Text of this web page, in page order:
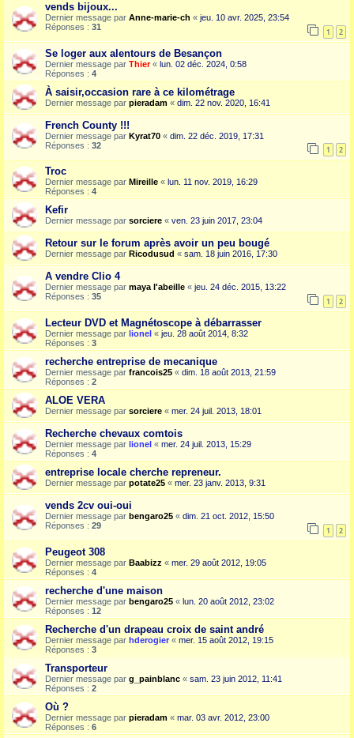
vends bijoux...
Dernier message par Anne-marie-ch « jeu. 10 avr. 2025, 23:54
Réponses : 31 1 2
Se loger aux alentours de Besançon
Dernier message par Thier« lun. 02 déc. 2024, 0:58
Réponses : 4
À saisir,occasion rare à ce kilométrage
Dernier message par pieradam « dim. 22 nov. 2020, 16:41
French County !!!
Dernier message par Kyrat70 « dim. 22 déc. 2019, 17:31
Réponses : 32 1 2
Troc
Dernier message par Mireille « lun. 11 nov. 2019, 16:29
Réponses : 4
Kefir
Dernier message par sorciere « ven. 23 juin 2017, 23:04
Retour sur le forum après avoir un peu bougé
Dernier message par Ricodusud « sam. 18 juin 2016, 17:30
A vendre Clio 4
Dernier message par maya l'abeille « jeu. 24 déc. 2015, 13:22
Réponses : 35 1 2
Lecteur DVD et Magnétoscope à débarrasser
Dernier message par lionel « jeu. 28 août 2014, 8:32
Réponses : 3
recherche entreprise de mecanique
Dernier message par francois25 « dim. 18 août 2013, 21:59
Réponses : 2
ALOE VERA
Dernier message par sorciere « mer. 24 juil. 2013, 18:01
Recherche chevaux comtois
Dernier message par lionel « mer. 24 juil. 2013, 15:29
Réponses : 4
entreprise locale cherche repreneur.
Dernier message par potate25 « mer. 23 janv. 2013, 9:31
vends 2cv oui-oui
Dernier message par bengaro25 « dim. 21 oct. 2012, 15:50
Réponses : 29 1 2
Peugeot 308
Dernier message par Baabizz « mer. 29 août 2012, 19:05
Réponses : 4
recherche d'une maison
Dernier message par bengaro25 « lun. 20 août 2012, 23:02
Réponses : 12
Recherche d'un drapeau croix de saint andré
Dernier message par hderogier « mer. 15 août 2012, 19:15
Réponses : 3
Transporteur
Dernier message par g_painblanc « sam. 23 juin 2012, 11:41
Réponses : 2
Où ?
Dernier message par pieradam « mar. 03 avr. 2012, 23:00
Réponses : 6